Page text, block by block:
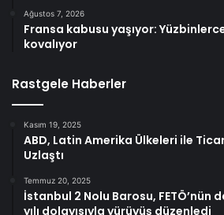
Ağustos 7, 2026
Fransa kabusu yaşıyor:
kovalıyor
Rastgele Haberler
Kasım 19, 2025
ABD, Latin Amerika Ülkeleri ile
Uzlaştı
Temmuz 20, 2025
İstanbul 2 Nolu Barosu, FETÖ’nün
yılı dolayısıyla yürüyüş düzenledi